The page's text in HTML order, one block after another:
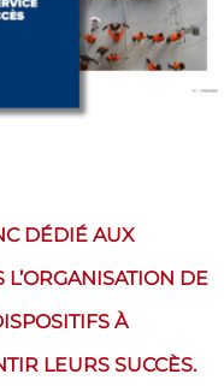
DÉDIÉ AUX
DE
À
LEURS SUCCÈS.